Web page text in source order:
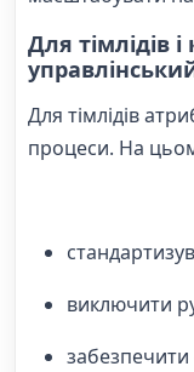
Для тімлідів
Для тімлідів
процеси. На
виключити
забезпечити